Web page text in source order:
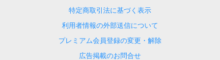
特定商取引法に基づく表示
利用者情報の外部送信について
プレミアム会員登録の変更・解除
広告掲載のお問合せ